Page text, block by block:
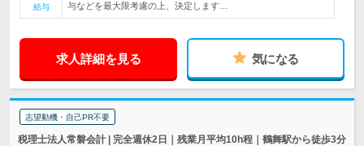
給与
与などを最大限考慮の上、決定します…
求人詳細を見る 気になる
志望動機・自己PR不要
税理士法人常磐会計 | 完全週休2日｜残業月平均10h程｜鶴舞駅から徒歩3分